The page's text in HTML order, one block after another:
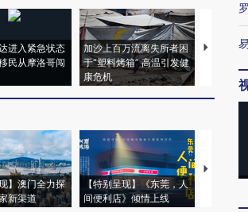
进入紧急状态
民从摩洛哥闯
加沙上百万流离失所者困
于“塑料烤箱” 高温引发健
康危机
马航飞行
】澳门全力探
新渠道
【特别呈现】《东莞，人
间便利店》倾情上线
【推广】